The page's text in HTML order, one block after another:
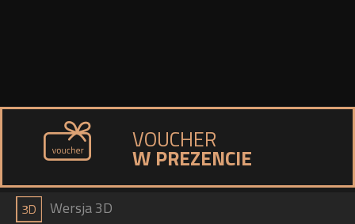
VOUCHER
W PREZENCIE
a Wersja 3D